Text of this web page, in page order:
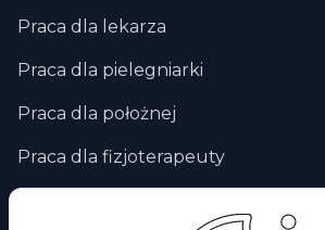
Praca dla lekarza
Praca dla pielegniarki
Praca dla położnej
Praca dla fizjoterapeuty